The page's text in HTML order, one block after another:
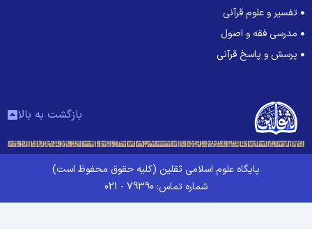
تفسیر و علوم قرآنی
مدرسی فقه و اصول
پرسش و پاسخ قرآنی
بازگشت به بالا
پایگاه علوم اسلامی ثقلین (کلیه حقوق محفوظ است)
شماره تماس: 79390 - 021